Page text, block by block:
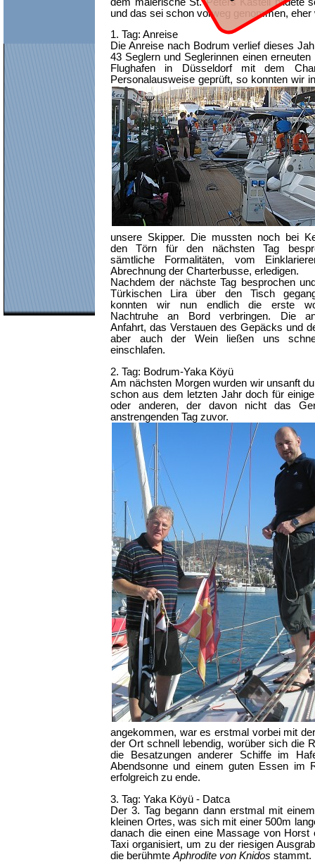
und das sei schon vorweg genommen,
1. Tag: Anreise
Die Anreise nach Bodrum verlief dieses
43 Seglern und Seglerinnen einen
Flughafen in Düsseldorf mit dem
Personalausweise geprüft, so konnten wir
unsere Skipper. Die mussten noch bei
den Törn für den nächsten Tag
sämtliche Formalitäten, vom
Abrechnung der Charterbusse, erledigen.
Nachdem der nächste Tag besprochen
Türkischen Lira über den Tisch
konnten wir nun endlich die erste
Nachtruhe an Bord verbringen. Die
Anfahrt, das Verstauen des Gepäcks und
aber auch der Wein ließen uns
einschlafen.
2. Tag: Bodrum-Yaka Köyü
Am nächsten Morgen wurden wir unsanft
schon aus dem letzten Jahr doch für
oder anderen, der davon nicht das
anstrengenden Tag zuvor.
angekommen, war es erstmal vorbei mit
der Ort schnell lebendig, worüber sich die
die Besatzungen anderer Schiffe im
Abendsonne und einem guten Essen im
erfolgreich zu ende.
3. Tag: Yaka Köyü - Datca
Der 3. Tag begann dann erstmal mit
kleinen Ortes, was sich mit einer 500m
danach die einen eine Massage von
Taxi organisiert, um zu der riesigen
die berühmte Aphrodite von Knidos stammt.